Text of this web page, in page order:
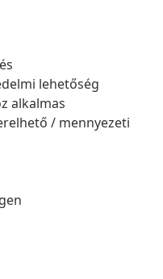
lehetőség
alkalmas
/ mennyezeti